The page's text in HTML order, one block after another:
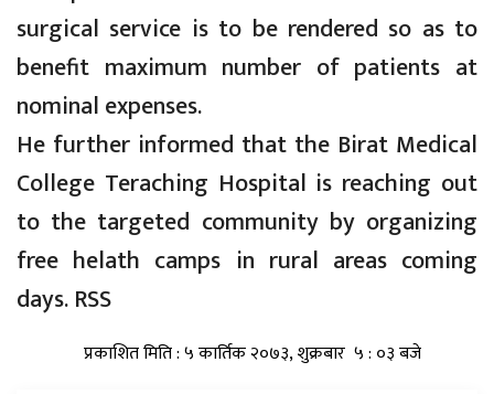
surgical service is to be rendered so as to
benefit maximum number of patients at
nominal expenses.
He further informed that the Birat Medical
College Teraching Hospital is reaching out
to the targeted community by organizing
free helath camps in rural areas coming
days. RSS
प्रकाशित मिति : ५ कार्तिक २०७३, शुक्रबार ५ : ०३ बजे